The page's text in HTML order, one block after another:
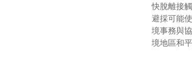
快脫離接
避採可能
境事務與
境地區和